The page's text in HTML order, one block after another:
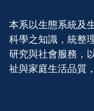
本系以生態系統及
科學之知識，統整
研究與社會服務，
祉與家庭生活品質